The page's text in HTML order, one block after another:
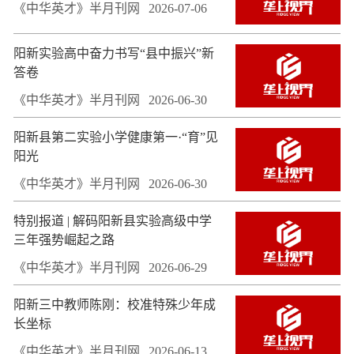
《中华英才》半月刊网 2026-07-06
阳新实验高中奋力书写“县中振兴”新
答卷
《中华英才》半月刊网 2026-06-30
阳新县第二实验小学健康第一·“育”见
阳光
《中华英才》半月刊网 2026-06-30
特别报道 | 解码阳新县实验高级中学
三年强势崛起之路
《中华英才》半月刊网 2026-06-29
阳新三中教师陈刚：校准特殊少年成
长坐标